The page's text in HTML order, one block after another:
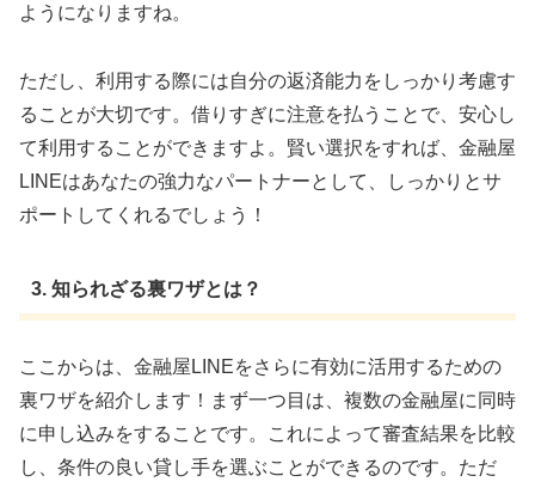
ようになりますね。
ただし、利用する際には自分の返済能力をしっかり考慮す
ることが大切です。借りすぎに注意を払うことで、安心し
て利用することができますよ。賢い選択をすれば、金融屋
LINEはあなたの強力なパートナーとして、しっかりとサ
ポートしてくれるでしょう！
3. 知られざる裏ワザとは？
ここからは、金融屋LINEをさらに有効に活用するための
裏ワザを紹介します！まず一つ目は、複数の金融屋に同時
に申し込みをすることです。これによって審査結果を比較
し、条件の良い貸し手を選ぶことができるのです。ただ